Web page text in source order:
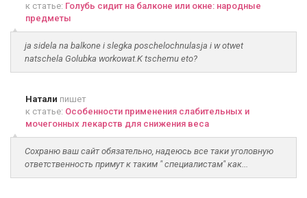
к статье: Голубь сидит на балконе или окне: народные
предметы
ja sidela na balkone i slegka poschelochnulasja i w otwet
natschela Golubka workowat.K tschemu eto?
Натали пишет
к статье: Особенности применения слабительных и
мочегонных лекарств для снижения веса
Сохраню ваш сайт обязательно, надеюсь все таки уголовную
ответственность примут к таким " специалистам" как...